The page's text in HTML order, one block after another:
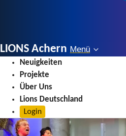
LIONS Achern Menü
MenüNeuigkeiten
Projekte
Über Uns
Lions Deutschland
Login